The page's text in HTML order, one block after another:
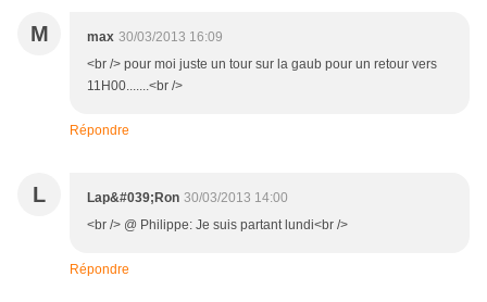
M max 30/03/2013 16:09
<br /> pour moi juste un tour sur la gaub pour un retour vers
11H00.......<br />
Répondre
L Lap&#039;Ron 30/03/2013 14:00
<br /> @ Philippe: Je suis partant lundi<br />
Répondre